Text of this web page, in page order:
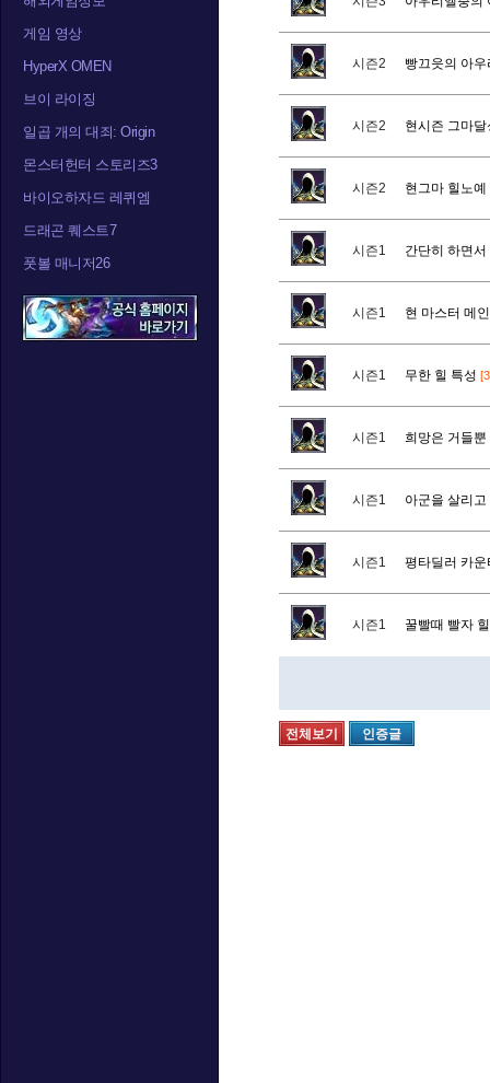
게임 영상
HyperX OMEN
브이 라이징
일곱 개의 대죄: Origin
몬스터헌터 스토리즈3
바이오하자드 레퀴엠
드래곤 퀘스트7
풋볼 매니저26
시즌2 빵끄읏의 아
시즌2 현시즌 그마
시즌2 현그마 힐노
시즌1 간단히 하면
시즌1 현 마스터 메
시즌1 무한 힐 특성
시즌1 희망은 거들뿐
시즌1 아군을 살리
시즌1 평타딜러 카운
시즌1 꿀빨때 빨자
전체보기 인증글